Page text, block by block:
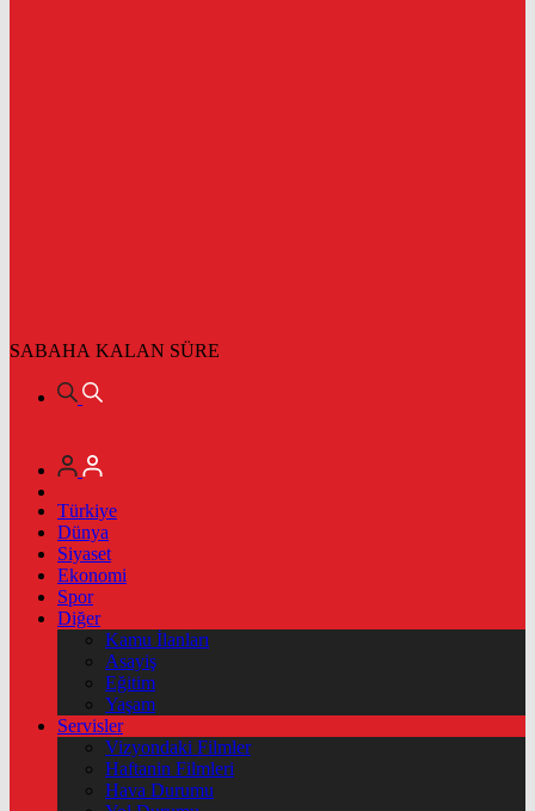
SABAHA KALAN SÜRE
Türkiye
Dünya
Siyaset
Ekonomi
Spor
Diğer
Kamu İlanları
Asayiş
Eğitim
Yaşam
Servisler
Vizyondaki Filmler
Haftanin Filmleri
Hava Durumu